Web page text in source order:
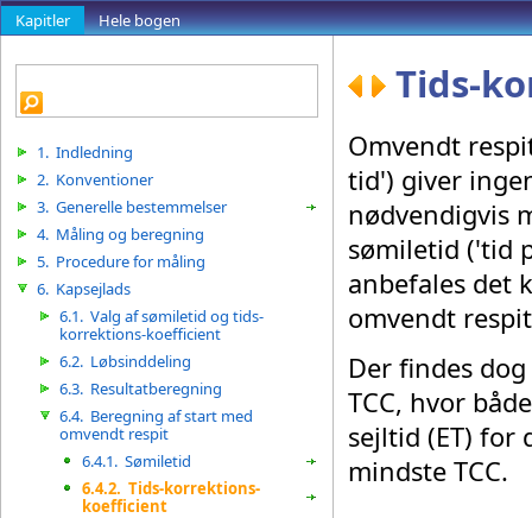
Kapitler Hele bogen
1. Indledning
2. Konventioner
3. Generelle bestemmelser
4. Måling og beregning
5. Procedure for måling
6. Kapsejlads
6.1. Valg af sømiletid og tids-
korrektions-koefficient
6.2. Løbsinddeling
6.3. Resultatberegning
6.4. Beregning af start med
omvendt respit
6.4.1. Sømiletid
6.4.2. Tids-korrektions-
koefficient
Tids-
Omvendt
tid') giver
nødvendigvis
sømiletid ('tid
anbefales det
omvendt
Der findes
TCC, hvor
sejltid (ET) for
mindste TCC.